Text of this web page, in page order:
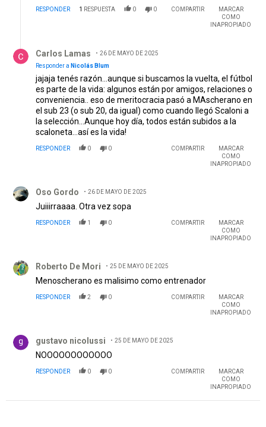
RESPONDER 1 RESPUESTA 0 0 COMPARTIR
MARCAR
COMO
INAPROPIADO
Carlos Lamas
26 DE MAYO DE 2025
Responder a Nicolás Blum
jajaja tenés razón...aunque si buscamos la vuelta, el fútbol
es parte de la vida: algunos están por amigos, relaciones o
conveniencia.. eso de meritocracia pasó a MAscherano en
el sub 23 (o sub 20, da igual) como cuando llegó Scaloni a
la selección...Aunque hoy día, todos están subidos a la
scaloneta...así es la vida!
RESPONDER 0 0 COMPARTIR
MARCAR
COMO
INAPROPIADO
Oso Gordo 26 DE MAYO DE 2025
Juiiirraaaa. Otra vez sopa
RESPONDER 1 0 COMPARTIR
MARCAR
COMO
INAPROPIADO
Roberto De Mori 25 DE MAYO DE 2025
Menoscherano es malisimo como entrenador
RESPONDER 2 0 COMPARTIR
MARCAR
COMO
INAPROPIADO
gustavo nicolussi 25 DE MAYO DE 2025
NOOOOOOOOOOOO
RESPONDER 0 0 COMPARTIR
MARCAR
COMO
INAPROPIADO